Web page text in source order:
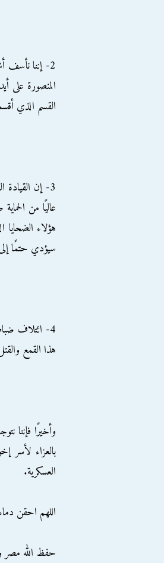
2- إننا
المنصورة على
القسم الذي
3- إن
عاليًا من
هؤلاء
سيؤدي حتمًا
4- ائتلاف
هذا القمع
وأخيرًا فإننا
بالعزاء لأسر
العسكرية.
اللهم احقن
حفظ الله مصر